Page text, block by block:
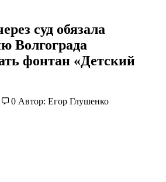
суд обязала
Волгограда
фонтан «Детский
0 Автор: Егор Глушенко